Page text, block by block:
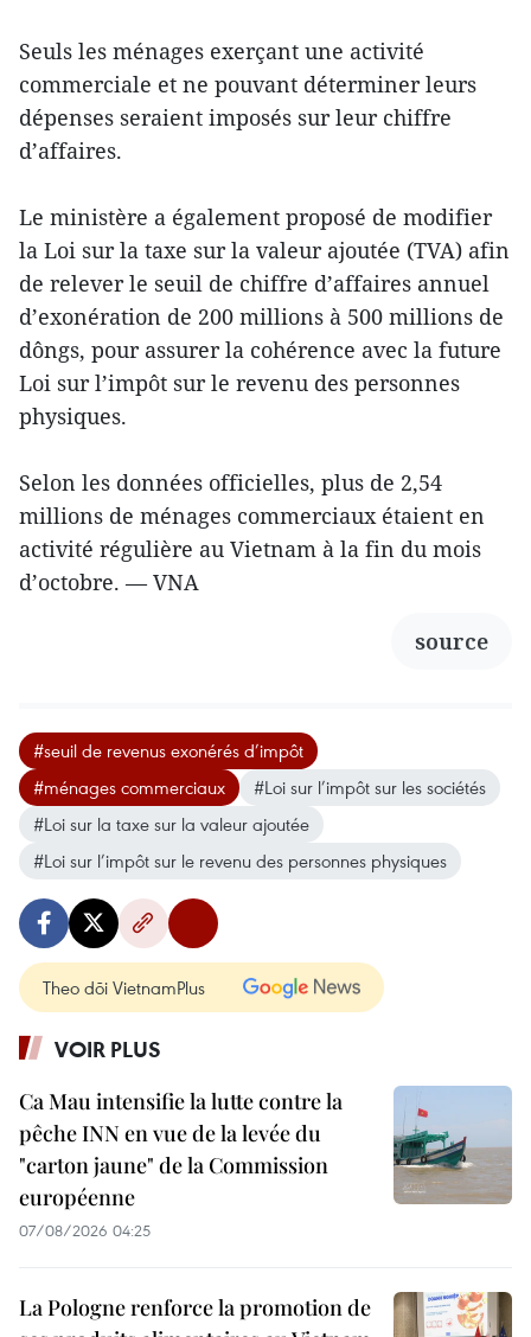
Seuls les ménages exerçant une activité
commerciale et ne pouvant déterminer leurs
dépenses seraient imposés sur leur chiffre
d’affaires.
Le ministère a également proposé de modifier
la Loi sur la taxe sur la valeur ajoutée (TVA) afin
de relever le seuil de chiffre d’affaires annuel
d’exonération de 200 millions à 500 millions de
dôngs, pour assurer la cohérence avec la future
Loi sur l’impôt sur le revenu des personnes
physiques.
Selon les données officielles, plus de 2,54
millions de ménages commerciaux étaient en
activité régulière au Vietnam à la fin du mois
d’octobre. — VNA
source
#seuil de revenus exonérés d’impôt
#ménages commerciaux
#Loi sur l’impôt sur les sociétés
#Loi sur la taxe sur la valeur ajoutée
#Loi sur l’impôt sur le revenu des personnes physiques
Theo dõi VietnamPlus
VOIR PLUS
Ca Mau intensifie la lutte contre la
pêche INN en vue de la levée du
"carton jaune" de la Commission
européenne
07/08/2026 04:25
La Pologne renforce la promotion de